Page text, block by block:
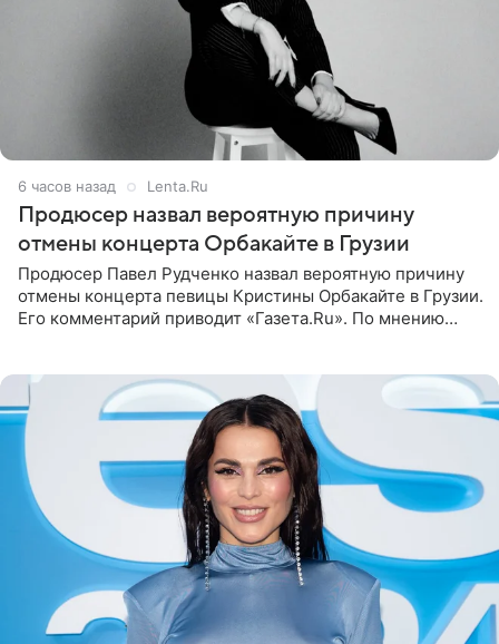
6 часов назад Lenta.Ru
Продюсер назвал вероятную причину
отмены концерта Орбакайте в Грузии
Продюсер Павел Рудченко назвал вероятную причину
отмены концерта певицы Кристины Орбакайте в Грузии.
Его комментарий приводит «Газета.Ru». По мнению